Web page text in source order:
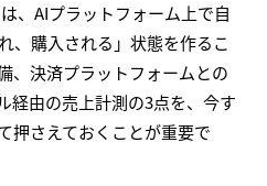
、AIプラットフォーム上で自
、購入される」状態を作るこ
、決済プラットフォームとの
経由の売上計測の3点を、今す
押さえておくことが重要で